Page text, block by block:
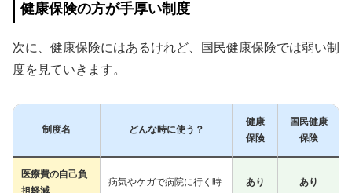
健康保険の方が手厚い制度
次に、健康保険にはあるけれど、国民健康保険では弱い制
度を見ていきます。
制度名 どんな時に使う？
健康
保険
国民健康
保険
医療費の自己負
担軽減
病気やケガで病院に行く時 あり あり